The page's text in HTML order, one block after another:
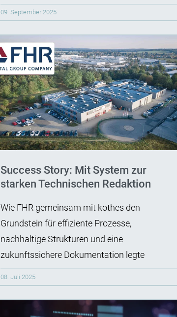
09. September 2025
Success Story: Mit System zur
starken Technischen Redaktion
Wie FHR gemeinsam mit kothes den
Grundstein für effiziente Prozesse,
nachhaltige Strukturen und eine
zukunftssichere Dokumentation legte
08. Juli 2025